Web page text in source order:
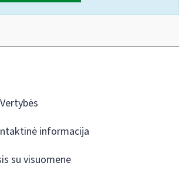
informacija
su visuomene